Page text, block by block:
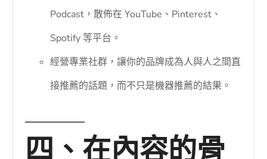
Podcast，散佈在 YouTube、Pinterest、
Spotify 等平台。
經營專業社群，讓你的品牌成為人與人之間直
接推薦的話題，而不只是機器推薦的結果。